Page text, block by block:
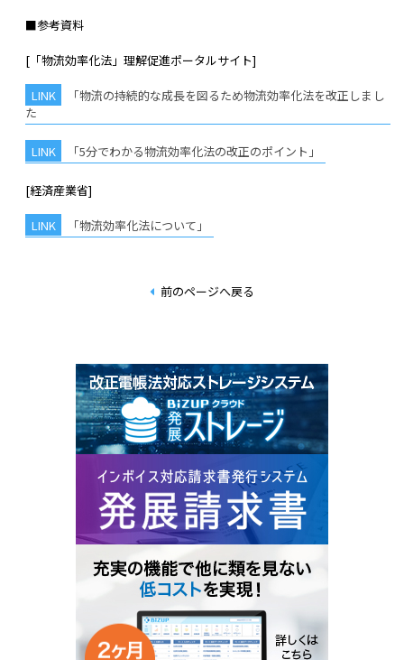
■参考資料
[「物流効率化法」理解促進ポータルサイト]
「物流の持続的な成長を図るため物流効率化法を改正しまし
た
「5分でわかる物流効率化法の改正のポイント」
[経済産業省]
「物流効率化法について」
前のページへ戻る